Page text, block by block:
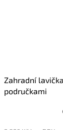
Zahradní lavička
područkami